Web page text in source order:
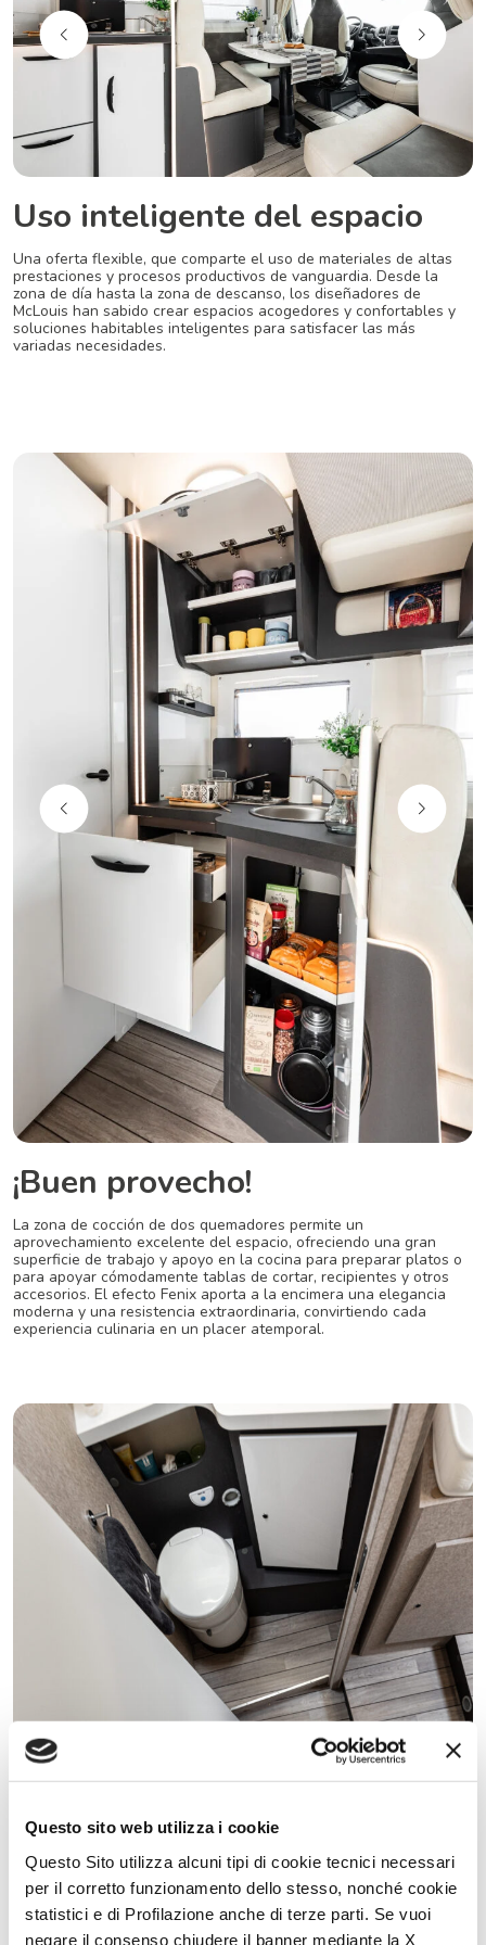
Questo sito web utilizza i cookie
Questo Sito utilizza alcuni tipi di cookie tecnici necessari
per il corretto funzionamento dello stesso, nonché cookie
statistici e di Profilazione anche di terze parti. Se vuoi
negare il consenso chiudere il banner mediante la X
Uso inteligente del espacio
Una oferta flexible, que comparte el uso de materiales de altas
prestaciones y procesos productivos de vanguardia. Desde la
zona de día hasta la zona de descanso, los diseñadores de
McLouis han sabido crear espacios acogedores y confortables y
soluciones habitables inteligentes para satisfacer las más
variadas necesidades.
¡Buen provecho!
La zona de cocción de dos quemadores permite un
aprovechamiento excelente del espacio, ofreciendo una gran
superficie de trabajo y apoyo en la cocina para preparar platos o
para apoyar cómodamente tablas de cortar, recipientes y otros
accesorios. El efecto Fenix aporta a la encimera una elegancia
moderna y una resistencia extraordinaria, convirtiendo cada
experiencia culinaria en un placer atemporal.